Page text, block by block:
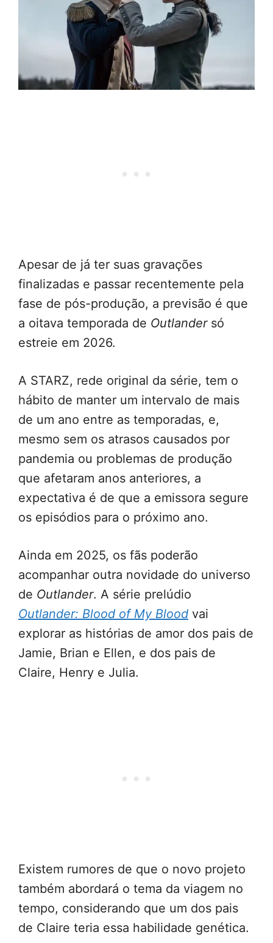
Apesar de já ter suas gravações
finalizadas e passar recentemente pela
fase de pós-produção, a previsão é que
a oitava temporada de Outlandersó
estreie em 2026.
A STARZ, rede original da série, tem o
hábito de manter um intervalo de mais
de um ano entre as temporadas, e,
mesmo sem os atrasos causados por
pandemia ou problemas de produção
que afetaram anos anteriores, a
expectativa é de que a emissora segure
os episódios para o próximo ano.
Ainda em 2025, os fãs poderão
acompanhar outra novidade do universo
de Outlander. A série prelúdio
Outlander: Blood of My Blood vai
explorar as histórias de amor dos pais de
Jamie, Brian e Ellen, e dos pais de
Claire, Henry e Julia.
Existem rumores de que o novo projeto
também abordará o tema da viagem no
tempo, considerando que um dos pais
de Claire teria essa habilidade genética.